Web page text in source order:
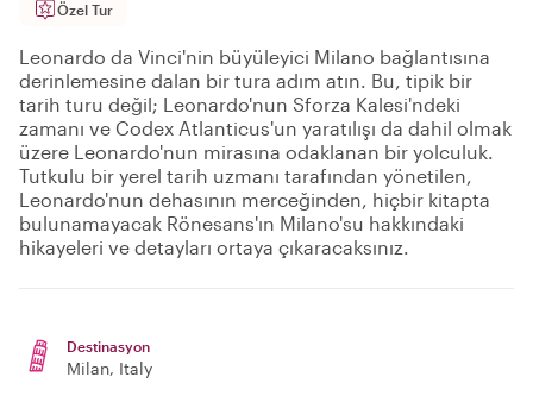
Özel Tur
Leonardo da Vinci'nin büyüleyici Milano bağlantısına
derinlemesine dalan bir tura adım atın. Bu, tipik bir
tarih turu değil; Leonardo'nun Sforza Kalesi'ndeki
zamanı ve Codex Atlanticus'un yaratılışı da dahil olmak
üzere Leonardo'nun mirasına odaklanan bir yolculuk.
Tutkulu bir yerel tarih uzmanı tarafından yönetilen,
Leonardo'nun dehasının merceğinden, hiçbir kitapta
bulunamayacak Rönesans'ın Milano'su hakkındaki
hikayeleri ve detayları ortaya çıkaracaksınız.
Destinasyon
Milan, Italy